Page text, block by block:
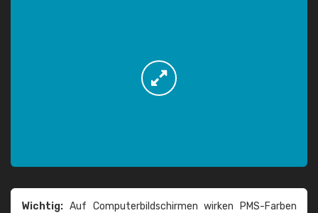
Wichtig: Auf Computerbildschirmen wirken PMS-Farben